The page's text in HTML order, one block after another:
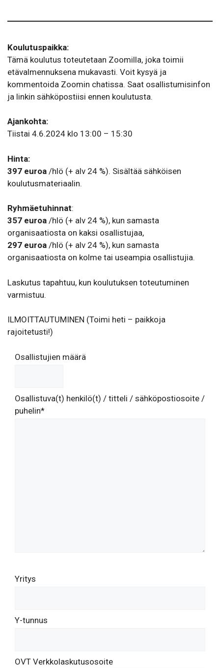
Koulutuspaikka:
Tämä koulutus toteutetaan Zoomilla, joka toimii
etävalmennuksena mukavasti. Voit kysyä ja
kommentoida Zoomin chatissa. Saat osallistumisinfon
ja linkin sähköpostiisi ennen koulutusta.
Ajankohta:
Tiistai 4.6.2024 klo 13:00 – 15:30
Hinta:
397 euroa /hlö (+ alv 24 %). Sisältää sähköisen
koulutusmateriaalin.
Ryhmäetuhinnat:
357 euroa /hlö (+ alv 24 %), kun samasta
organisaatiosta on kaksi osallistujaa,
297 euroa /hlö (+ alv 24 %), kun samasta
organisaatiosta on kolme tai useampia osallistujia.
Laskutus tapahtuu, kun koulutuksen toteutuminen
varmistuu.
ILMOITTAUTUMINEN (Toimi heti – paikkoja
rajoitetusti!)
Osallistujien määrä
Osallistuva(t) henkilö(t) / titteli / sähköpostiosoite /
puhelin*
Yritys
Y-tunnus
OVT Verkkolaskutusosoite